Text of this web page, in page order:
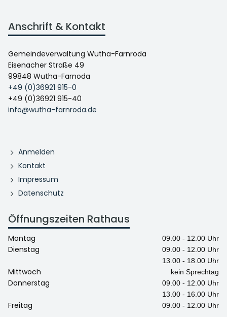
Anschrift & Kontakt
Gemeindeverwaltung Wutha-Farnroda
Eisenacher Straße 49
99848 Wutha-Farnoda
+49 (0)36921 915-0
+49 (0)36921 915-40
info@wutha-farnroda.de
Anmelden
Kontakt
Impressum
Datenschutz
Öffnungszeiten Rathaus
Montag 09.00 - 12.00 Uhr
Dienstag
09.00 - 12.00 Uhr
13.00 - 18.00 Uhr
Mittwoch kein Sprechtag
Donnerstag
09.00 - 12.00 Uhr
13.00 - 16.00 Uhr
Freitag 09.00 - 12.00 Uhr